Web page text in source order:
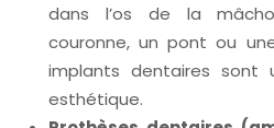
dans l’os de la
couronne, un pont ou
implants dentaires sont
esthétique.